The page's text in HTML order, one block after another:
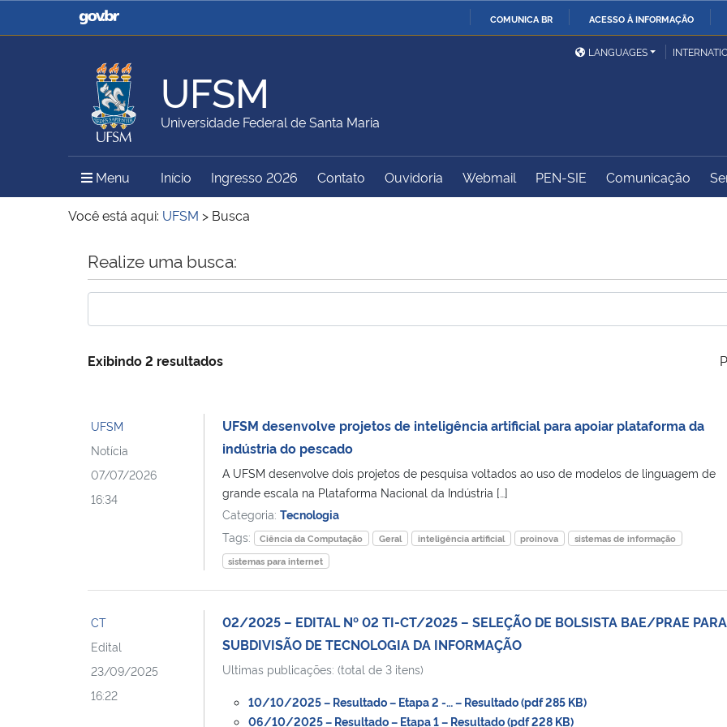
COMUNICA BR ACESSO À INFORMAÇÃO
Casa Civil
Ministério da Justiça e
Ministério da Defesa
Ministério das Relações
Exteriores
Ministério da Agricultura,
Pecuária e Abastecimento
Ministério da Educação
Ministério do Meio Ambiente Ministério do Turismo
Ministério do
Controladoria-Geral da
LANGUAGES
UFSM
Universidade Federal de Santa Maria
Menu Menu Principal do Sítio
Início Ingresso 2026 Contato Ouvidoria Webmail PEN-SIE Comunicação
Você está aqui: UFSM > Busca
Início do conteúdo
Realize uma busca:
Exibindo 2 resultados
UFSM
Notícia
07/07/2026
16:34
UFSM desenvolve projetos de inteligência artificial para apoiar plataforma da
indústria do pescado
A UFSM desenvolve dois projetos de pesquisa voltados ao uso de modelos de linguagem de
grande escala na Plataforma Nacional da Indústria […]
Categoria: Tecnologia
Tags:
Ciência da Computação Geral inteligência artificial proinova
sistemas de informação
sistemas para internet
CT
Edital
23/09/2025
16:22
02/2025 – EDITAL Nº 02 TI-CT/2025 – SELEÇÃO DE BOLSISTA BAE/PRAE
SUBDIVISÃO DE TECNOLOGIA DA INFORMAÇÃO
Ultimas publicações: (total de 3 itens)
10/10/2025 – Resultado – Etapa 2 -… – Resultado (pdf 285 KB)
06/10/2025 – Resultado – Etapa 1 – Resultado (pdf 228 KB)